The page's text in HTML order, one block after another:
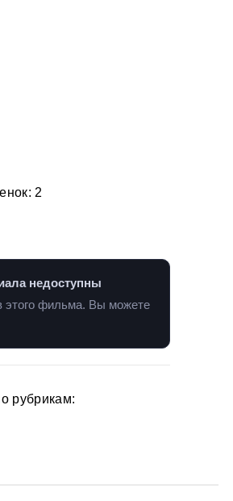
2
недоступны
этого фильма. Вы можете
рубрикам: